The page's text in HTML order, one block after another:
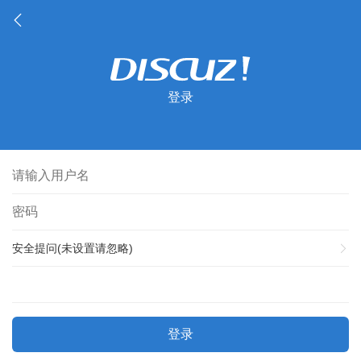
登录
安全提问(未设置请忽略)
登录